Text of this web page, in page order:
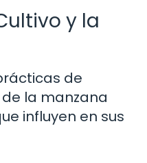
y la
de
la manzana
influyen en sus